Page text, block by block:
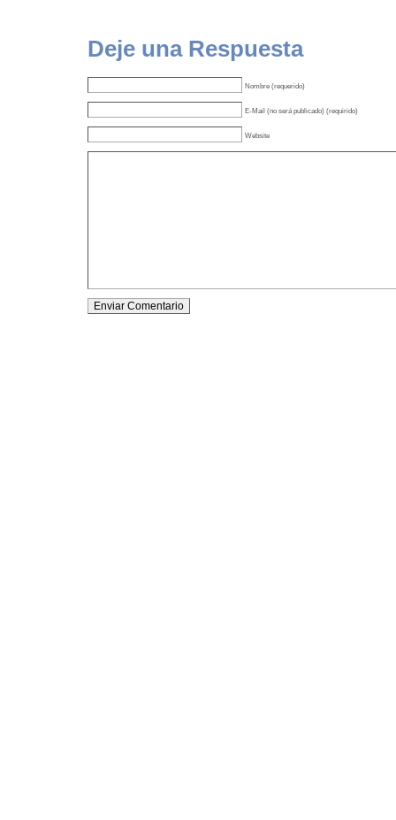
Deje una Respuesta
Nombre (requerido)
E-Mail (no será publicado) (requirido)
Website